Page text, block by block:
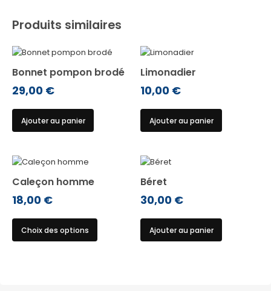
Produits similaires
Bonnet pompon brodé
29,00 €
Ajouter au panier
Limonadier
10,00 €
Ajouter au panier
Caleçon homme
18,00 €
Choix des options
Ce
Béret
30,00 €
Ajouter au panier